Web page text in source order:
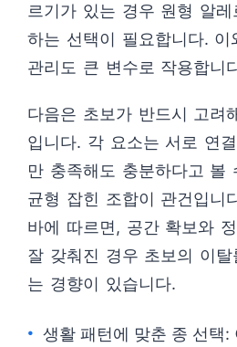
르기가 있는 경우 원형 알
하는 선택이 필요합니다.
관리도 큰 변수로 작용합니
다음은 초보가 반드시 고려
입니다. 각 요소는 서로 연
만 충족해도 충분하다고 볼
균형 잡힌 조합이 관건입니
바에 따르면, 공간 확보와
잘 갖춰진 경우 초보의 이
는 경향이 있습니다.
생활 패턴에 맞춘 종 선택: